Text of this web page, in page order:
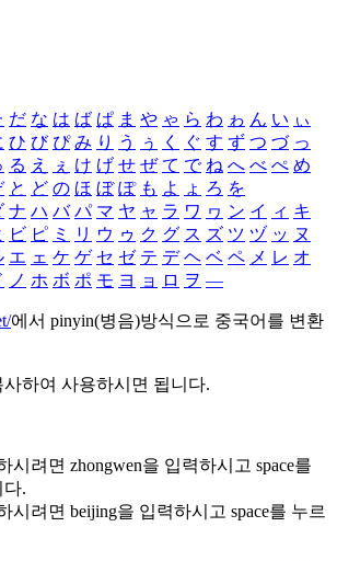
だ な は ば ぱ ま や ゃ ら わ ゎ ん い ぃ
ひ び ぴ み り う ぅ く ぐ す ず つ づ っ
る え ぇ け げ せ ぜ て で ね へ べ ぺ め
と ど の ほ ぼ ぽ も よ ょ ろ を
ナ ハ バ パ マ ヤ ャ ラ ワ ヮ ン イ ィ キ
ビ ピ ミ リ ウ ゥ ク グ ス ズ ツ ヅ ッ ヌ
エ ェ ケ ゲ セ ゼ テ デ ヘ ベ ペ メ レ オ
ノ ホ ボ ポ モ ヨ ョ ロ ヲ ―
에서 pinyin(병음)방식으로 중국어를 변환
하여 사용하시면 됩니다.
시려면 zhongwen을 입력하시고 space를
다.
시려면 beijing을 입력하시고 space를 누르